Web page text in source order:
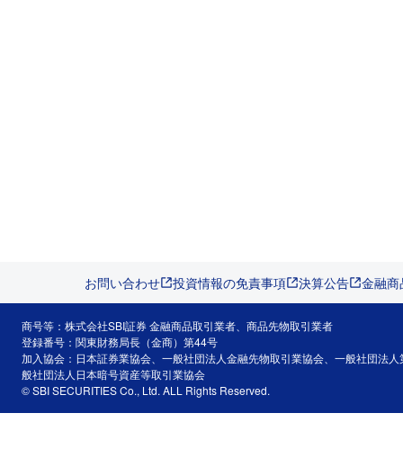
お問い合わせ 投資情報の免責事項 決算公告 金融
商号等：株式会社SBI証券 金融商品取引業者、商品先物取引業者
登録番号：関東財務局長（金商）第44号
加入協会：日本証券業協会、一般社団法人金融先物取引業協会、一般社団法
般社団法人日本暗号資産等取引業協会
© SBI SECURITIES Co., Ltd. ALL Rights Reserved.